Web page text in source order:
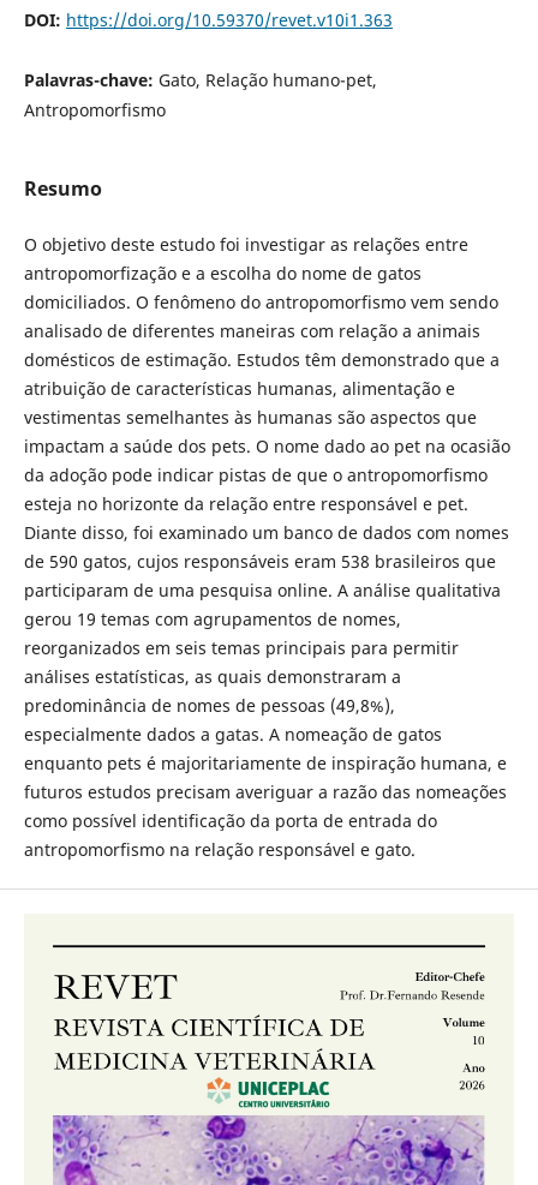
DOI: https://doi.org/10.59370/revet.v10i1.363
Palavras-chave: Gato, Relação humano-pet,
Antropomorfismo
Resumo
O objetivo deste estudo foi investigar as relações entre
antropomorfização e a escolha do nome de gatos
domiciliados. O fenômeno do antropomorfismo vem sendo
analisado de diferentes maneiras com relação a animais
domésticos de estimação. Estudos têm demonstrado que a
atribuição de características humanas, alimentação e
vestimentas semelhantes às humanas são aspectos que
impactam a saúde dos pets. O nome dado ao pet na ocasião
da adoção pode indicar pistas de que o antropomorfismo
esteja no horizonte da relação entre responsável e pet.
Diante disso, foi examinado um banco de dados com nomes
de 590 gatos, cujos responsáveis eram 538 brasileiros que
participaram de uma pesquisa online. A análise qualitativa
gerou 19 temas com agrupamentos de nomes,
reorganizados em seis temas principais para permitir
análises estatísticas, as quais demonstraram a
predominância de nomes de pessoas (49,8%),
especialmente dados a gatas. A nomeação de gatos
enquanto pets é majoritariamente de inspiração humana, e
futuros estudos precisam averiguar a razão das nomeações
como possível identificação da porta de entrada do
antropomorfismo na relação responsável e gato.